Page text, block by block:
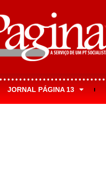
JORNAL PÁGINA 13